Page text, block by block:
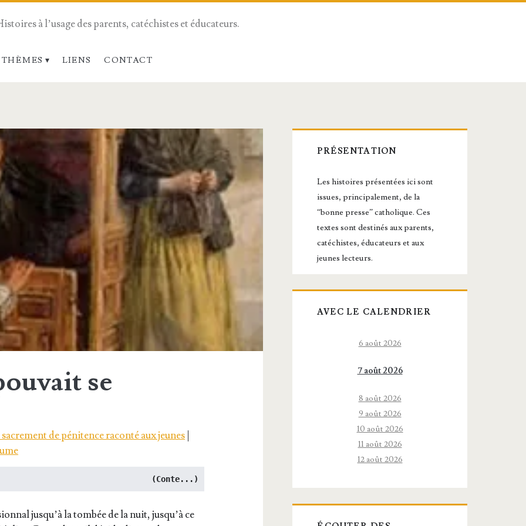
à l’usage des parents, catéchistes et éducateurs.
LIENS CONTACT
se
de pénitence raconté aux jeunes
(Conte...)
jusqu’à la tom­bée de la nuit, jusqu’à ce
Barre
latérale
principale
PRÉSENTATION
Les histoires présentées ici sont
issues, principalement, de la
“bonne presse” catholique. Ces
textes sont destinés aux parents,
catéchistes, éducateurs et aux
jeunes lecteurs.
AVEC LE CALENDRIER
6 août 2026
7 août 2026
8 août 2026
9 août 2026
10 août 2026
11 août 2026
12 août 2026